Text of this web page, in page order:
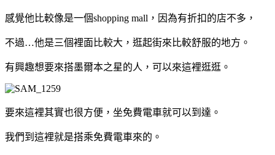
感覺他比較像是一個shopping mall，因為有折扣的店不多，
不過…他是三個裡面比較大，逛起街來比較舒服的地方。
有興趣想要來搭墨爾本之星的人，可以來這裡逛逛。
要來這裡其實也很方便，坐免費電車就可以到達。
我們到這裡就是搭乘免費電車來的。